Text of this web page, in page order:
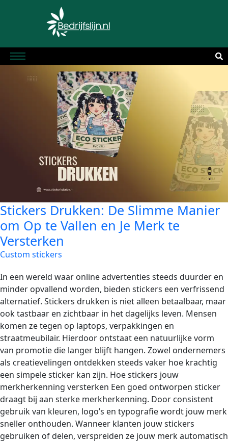
Stickers Drukken: De Slimme Manier
om Op te Vallen en Je Merk te
Versterken
Custom stickers
In een wereld waar online advertenties steeds duurder en
minder opvallend worden, bieden stickers een verfrissend
alternatief. Stickers drukken is niet alleen betaalbaar, maar
ook tastbaar en zichtbaar in het dagelijks leven. Mensen
komen ze tegen op laptops, verpakkingen en
straatmeubilair. Hierdoor ontstaat een natuurlijke vorm
van promotie die langer blijft hangen. Zowel ondernemers
als creatievelingen ontdekken steeds vaker hoe krachtig
een simpele sticker kan zijn. Hoe stickers jouw
merkherkenning versterken Een goed ontworpen sticker
draagt bij aan sterke merkherkenning. Door consistent
gebruik van kleuren, logo’s en typografie wordt jouw merk
sneller onthouden. Wanneer klanten jouw stickers
gebruiken of delen, verspreiden ze jouw merk automatisch